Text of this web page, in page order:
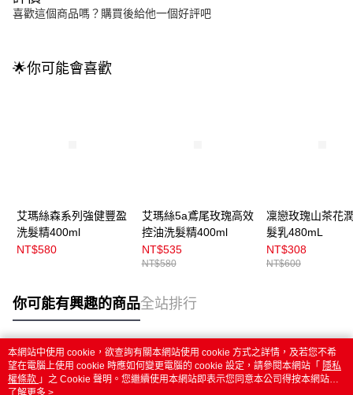
喜歡這個商品嗎？購買後給他一個好評吧
🌟你可能會喜歡
艾瑪絲森系列強健豐盈
洗髮精400ml
NT$580
艾瑪絲5a鳶尾玫瑰高效
控油洗髮精400ml
NT$535
NT$580
凜戀玫瑰山茶花
髮乳480mL
NT$308
NT$600
你可能有興趣的商品全站排行
熱門標籤
本網站中使用 cookie，欲查詢有關本網站使用 cookie 方式之詳情，及若您不希
望在電腦上使用 cookie 時應如何變更電腦的 cookie 設定，請參閱本網站「 隱私
權條款 」之 Cookie 聲明。您繼續使用本網站即表示您同意本公司得按本網站使
用條款之 Cookie 聲明使用 cookie。
了解更多 >